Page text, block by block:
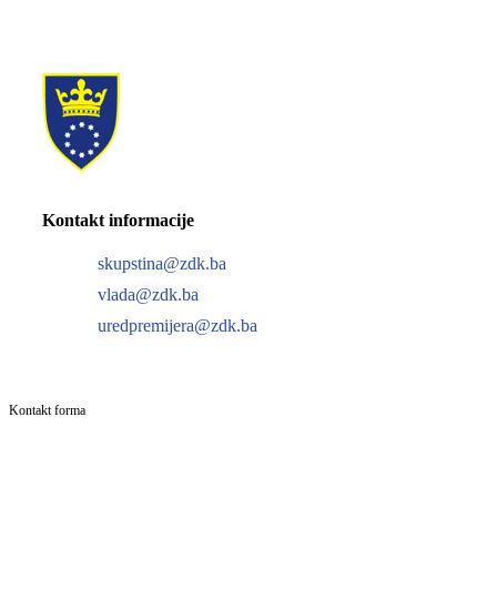
Kontakt informacije
skupstina@zdk.ba
vlada@zdk.ba
uredpremijera@zdk.ba
Kontakt forma